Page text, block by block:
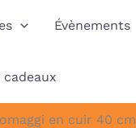
Évènements
cadeaux
en cuir 40 cm